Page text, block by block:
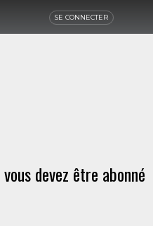
SE CONNECTER
devez être abonné